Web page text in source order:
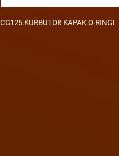
CG125.KURBUTOR KAPAK O-RINGI